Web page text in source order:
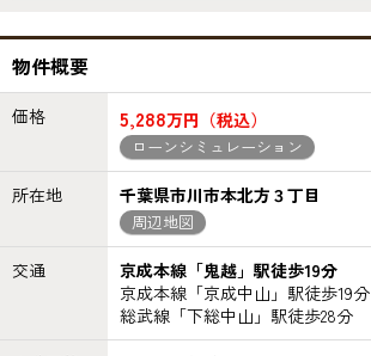
物件概要
価格 5,288万円（税込）
ローンシミュレーション
所在地 千葉県市川市本北方３丁目
周辺地図
交通
京成本線「鬼越」駅徒歩19分
京成本線「京成中山」駅徒歩19分
総武線「下総中山」駅徒歩28分